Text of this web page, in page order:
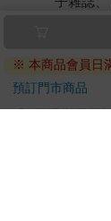
已拆封
若非上列種
日）。
辦理退換貨
※ 本商品會員日
預訂門市商品